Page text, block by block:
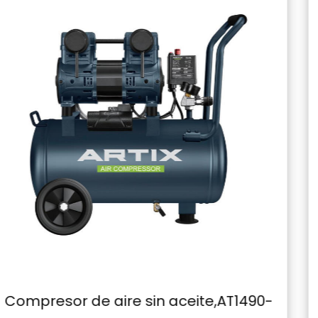
Versatilidad: No se puede subestimar la
versatilidad de este compresor. Ya sea que esté
trabajando en un sitio de construcción, un
proyecto de pintura o incluso en un taller de
garaje, el compresor de aire sin aceite, 2.0HP,
1500W - 50L es una solución versátil que se
adapta perfectamente a diversas aplicaciones.
En conclusión, el compresor de aire sin aceite, 2,0
HP, 1500 W - 50 L representa un importante
avance en la tecnología de compresores de aire.
impresionante rendimiento y versatilidad, lo
convierten en la mejor opción tanto para
Compresor de aire sin